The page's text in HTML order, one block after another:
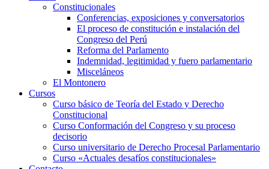
Constitucionales
Conferencias, exposiciones y conversatorios
El proceso de constitución e instalación del
Congreso del Perú
Reforma del Parlamento
Indemnidad, legitimidad y fuero parlamentario
Misceláneos
El Montonero
Cursos
Curso básico de Teoría del Estado y Derecho
Constitucional
Curso Conformación del Congreso y su proceso
decisorio
Curso universitario de Derecho Procesal Parlamentario
Curso «Actuales desafíos constitucionales»